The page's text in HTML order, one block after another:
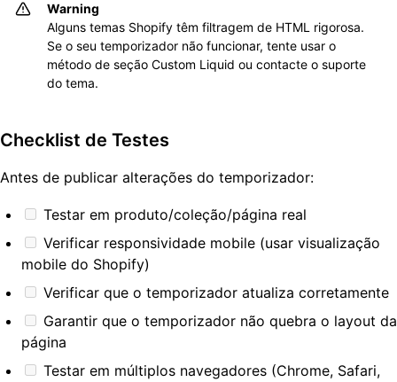
Warning
Alguns temas Shopify têm filtragem de HTML rigorosa.
Se o seu temporizador não funcionar, tente usar o
método de seção Custom Liquid ou contacte o suporte
do tema.
Checklist de Testes
Antes de publicar alterações do temporizador:
Testar em produto/coleção/página real
Verificar responsividade mobile (usar visualização
mobile do Shopify)
Verificar que o temporizador atualiza corretamente
Garantir que o temporizador não quebra o layout da
página
Testar em múltiplos navegadores (Chrome, Safari,